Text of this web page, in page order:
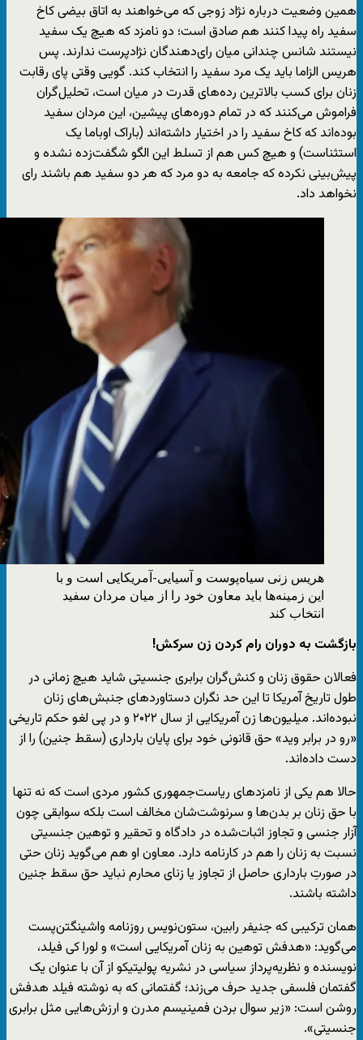
همین وضعیت درباره‌ نژاد زوجی که می‌خواهند به اتاق بیضی کاخ
سفید راه پیدا کنند هم صادق است؛ دو نامزد که هیچ یک سفید
نیستند شانس چندانی میان رای‌دهندگان نژادپرست ندارند. پس
هریس الزاما باید یک مرد سفید را انتخاب کند. گویی وقتی پای رقابت
زنان برای کسب بالاترین رده‌های قدرت در میان است، تحلیل‌گران
فراموش می‌کنند که در تمام دوره‌های پیشین، این مردان سفید
بوده‌اند که کاخ سفید را در اختیار داشته‌اند (باراک اوباما یک
استثناست) و هیچ کس هم از تسلط این الگو شگفت‌زده نشده و
پیش‌بینی نکرده که جامعه به دو مرد که هر دو سفید هم باشند رای
نخواهد داد.
هریس زنی سیاه‌پوست و آسیایی-آمریکایی است و با
این زمینه‌ها باید معاون خود را از میان مردان سفید
انتخاب کند
بازگشت به دوران رام کردن زن سرکش!
فعالان حقوق زنان و کنش‌گران برابری جنسیتی شاید هیچ زمانی در
طول تاریخ آمریکا تا این حد نگران دستاوردهای جنبش‌های زنان
نبوده‌اند. میلیون‌ها زن آمریکایی از سال ۲۰۲۲ و در پی لغو حکم تاریخی
«رو در برابر وید» حق قانونی خود برای پایان بارداری (سقط جنین) را از
دست داد‌ه‌اند.
حالا هم یکی از نامزدهای ریاست‌جمهوری کشور مردی است که نه تنها
با حق زنان بر بدن‌ها و سرنوشت‌شان مخالف است بلکه سوابقی چون
آزار جنسی و تجاوز اثبات‌شده در دادگاه و تحقیر و توهین جنسیتی
نسبت به زنان را هم در کارنامه دارد. معاون او هم می‌گوید زنان حتی
در صورتِ بارداری حاصل از تجاوز یا زنای محارم نباید حق سقط جنین
داشته باشند.
همان ترکیبی که جنیفر رابین، ستون‌نویس روزنامه واشینگتن‌پست
می‌گوید: «هدفش توهین به زنان آمریکایی است» و لورا کی فیلد،
نویسنده و نظریه‌پرداز سیاسی در نشریه‌ پولیتیکو از آن با عنوان یک
گفتمان فلسفی جدید حرف می‌زند؛ گفتمانی که به نوشته‌ فیلد هدفش
روشن است: «زیر سوال بردن فمینیسم مدرن و ارزش‌هایی مثل برابری
جنسیتی».